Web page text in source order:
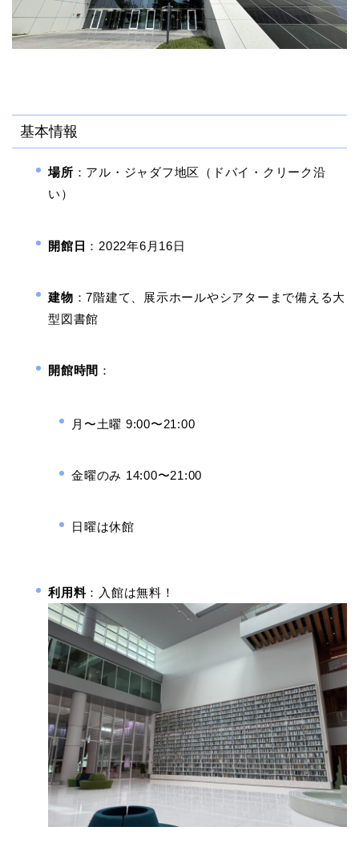
基本情報
場所 ：アル・ジャダフ地区（ドバイ・クリーク沿
い）
開館日 ：2022年6月16日
建物 ：7階建て、展示ホールやシアターまで備える大
型図書館
開館時間 ：
月〜土曜 9:00〜21:00
金曜のみ 14:00〜21:00
日曜は休館
利用料：入館は無料！